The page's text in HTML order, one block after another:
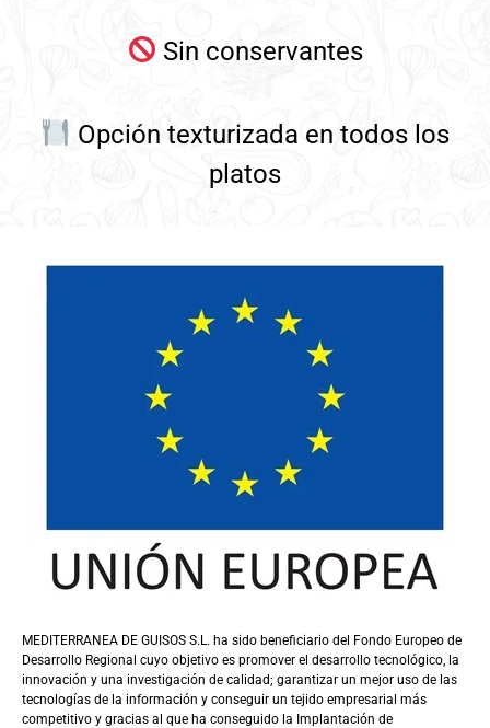
Sin conservantes
Opción texturizada en todos los
platos
MEDITERRANEA DE GUISOS S.L. ha sido beneficiario del Fondo Europeo de
Desarrollo Regional cuyo objetivo es promover el desarrollo tecnológico, la
innovación y una investigación de calidad; garantizar un mejor uso de las
tecnologías de la información y conseguir un tejido empresarial más
competitivo y gracias al que ha conseguido la Implantación de